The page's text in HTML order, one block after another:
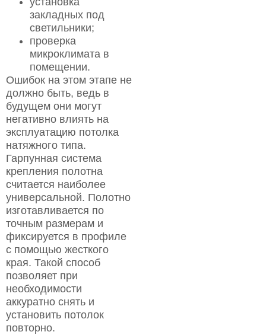
закладных под
светильники;
проверка
микроклимата в
помещении.
Ошибок на этом этапе не
должно быть, ведь в
будущем они могут
негативно влиять на
эксплуатацию потолка
натяжного типа.
Гарпунная система
крепления полотна
считается наиболее
универсальной. Полотно
изготавливается по
точным размерам и
фиксируется в профиле
с помощью жесткого
края. Такой способ
позволяет при
необходимости
аккуратно снять и
установить потолок
повторно.